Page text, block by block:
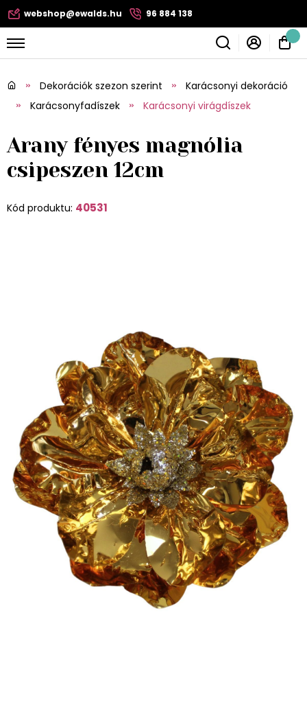
webshop@ewalds.hu 96 884 138
Dekorációk szezon szerint
Karácsonyi dekoráció
Karácsonyfadíszek
Karácsonyi virágdíszek
Arany fényes magnólia
csipeszen 12cm
Kód produktu: 40531